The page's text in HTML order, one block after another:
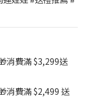
消費滿 $3,299送
消費滿 $2,499 送